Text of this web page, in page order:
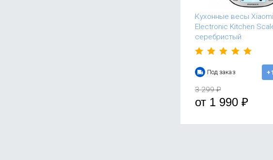
Кухонные весы
Electronic Kitchen
серебристый
Под заказ
от1 990 ₽
3 299₽